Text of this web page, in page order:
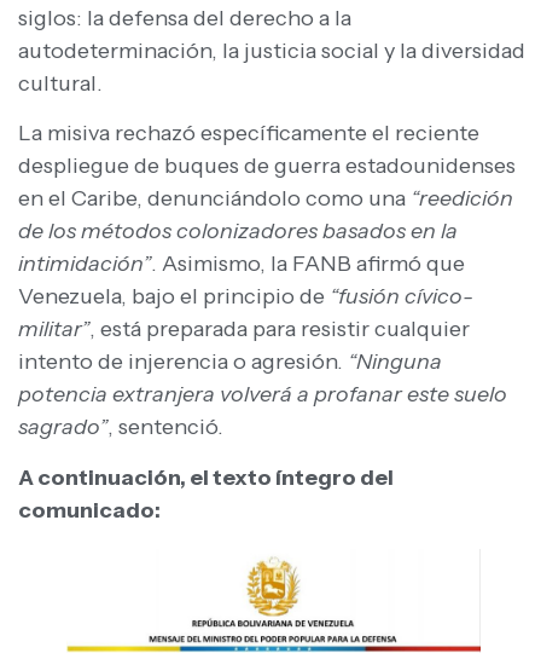
siglos: la defensa del derecho a la
autodeterminación, la justicia social y la diversidad
cultural.
La misiva rechazó específicamente el reciente
despliegue de buques de guerra estadounidenses
en el Caribe, denunciándolo como una “reedición
de los métodos colonizadores basados en la
intimidación”. Asimismo, la FANB afirmó que
Venezuela, bajo el principio de “fusión cívico-
militar”, está preparada para resistir cualquier
intento de injerencia o agresión. “Ninguna
potencia extranjera volverá a profanar este suelo
sagrado”, sentenció.
A continuación, el texto íntegro del
comunicado: